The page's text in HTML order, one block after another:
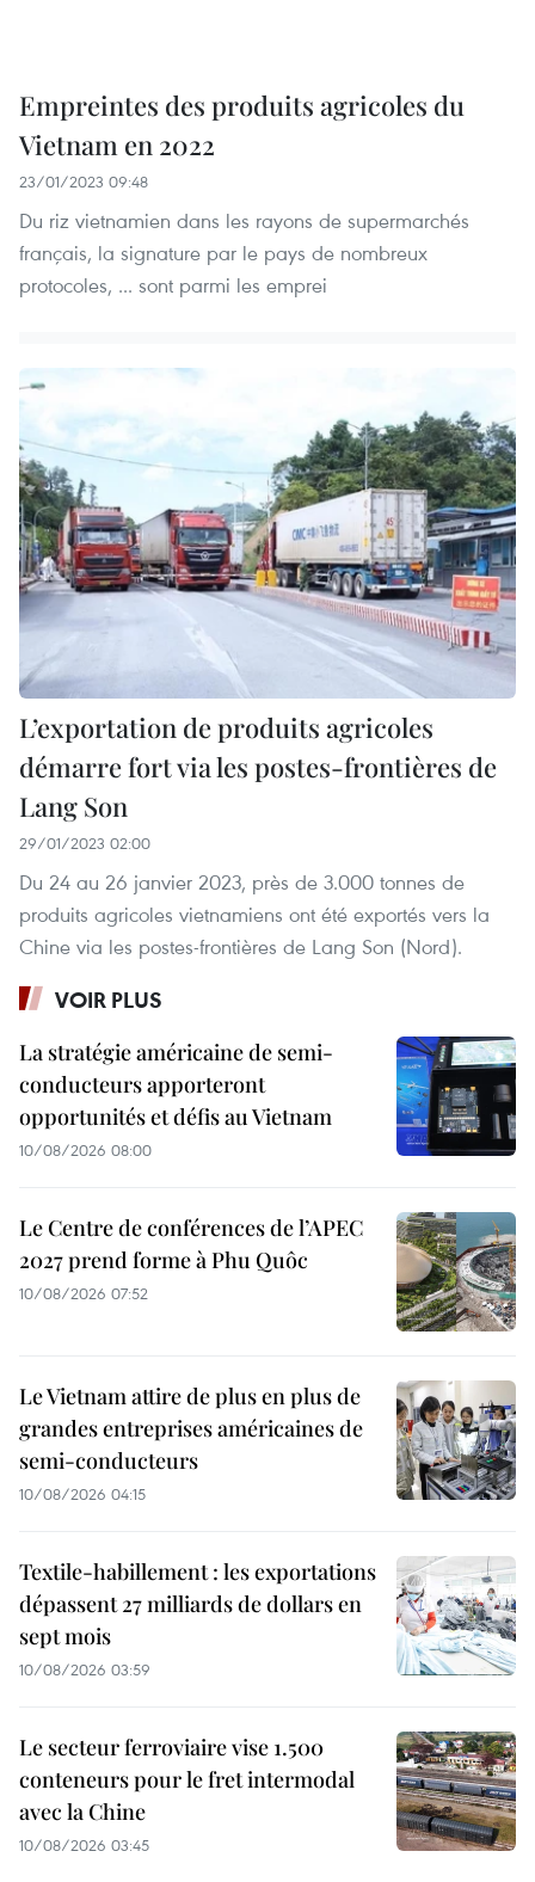
Empreintes des produits agricoles du
Vietnam en 2022
23/01/2023 09:48
Du riz vietnamien dans les rayons de supermarchés
français, la signature par le pays de nombreux
protocoles, ... sont parmi les emprei
L’exportation de produits agricoles
démarre fort via les postes-frontières de
Lang Son
29/01/2023 02:00
Du 24 au 26 janvier 2023, près de 3.000 tonnes de
produits agricoles vietnamiens ont été exportés vers la
Chine via les postes-frontières de Lang Son (Nord).
VOIR PLUS
La stratégie américaine de semi-
conducteurs apporteront
opportunités et défis au Vietnam
10/08/2026 08:00
Le Centre de conférences de l’APEC
2027 prend forme à Phu Quôc
10/08/2026 07:52
Le Vietnam attire de plus en plus de
grandes entreprises américaines de
semi-conducteurs
10/08/2026 04:15
Textile-habillement : les exportations
dépassent 27 milliards de dollars en
sept mois
10/08/2026 03:59
Le secteur ferroviaire vise 1.500
conteneurs pour le fret intermodal
avec la Chine
10/08/2026 03:45